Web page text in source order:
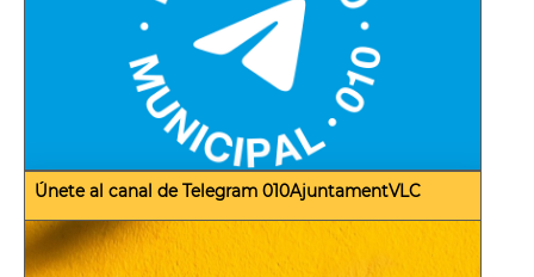
Únete al canal de Telegram 010AjuntamentVLC